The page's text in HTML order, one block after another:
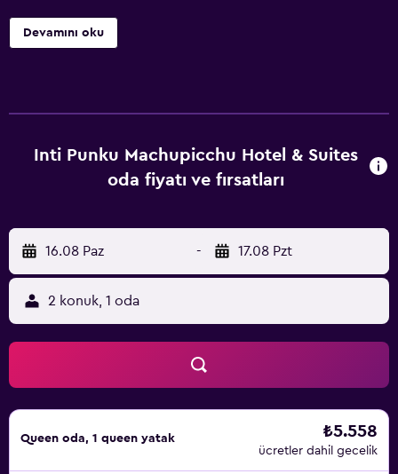
Devamını oku
Inti Punku Machupicchu Hotel & Suites
oda fiyatı ve fırsatları
16.08 Paz - 17.08 Pzt
2 konuk, 1 oda
Queen oda, 1 queen yatak ₺5.558
ücretler dahil gecelik